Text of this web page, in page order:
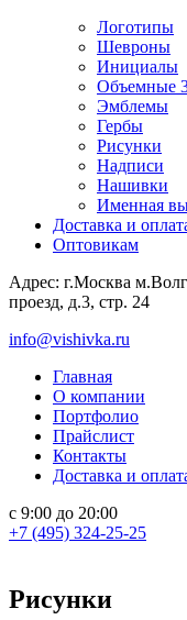
Логотипы
Шевроны
Инициалы
Объемные
Эмблемы
Гербы
Рисунки
Надписи
Нашивки
Именная
Доставка и
Оптовикам
Адрес: г.Москва
проезд, д.3, стр. 24
info@vishivka.ru
Главная
О компании
Портфолио
Прайслист
Контакты
Доставка и
с 9:00 до 20:00
+7 (495) 324-25-25
Рисунки